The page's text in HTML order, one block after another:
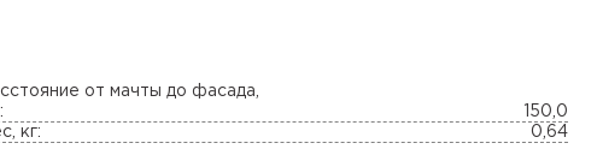
от мачты до фасада,
150,0
кг:
0,64